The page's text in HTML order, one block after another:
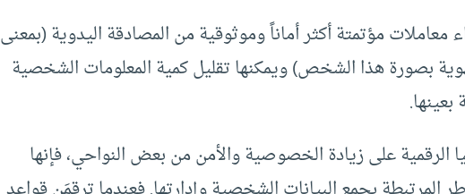
معاملات مؤتمتة أكثر أماناً وموثوقية من المصادقة اليدوية (بمعنى
بصورة هذا الشخص) ويمكنها تقليل كمية المعلومات الشخصية
الرقمية على زيادة الخصوصية والأمن من بعض النواحي، فإنها